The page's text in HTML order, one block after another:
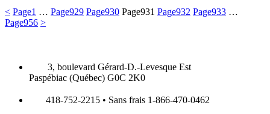
< Page1 … Page929 Page930 Page931 Page932 Page933 …
Page956 >
3, boulevard Gérard-D.-Levesque Est
Paspébiac (Québec) G0C 2K0
418-752-2215 • Sans frais 1-866-470-0462